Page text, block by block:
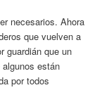
necesarios. Ahora
que vuelven a
guardián que un
están
por todos